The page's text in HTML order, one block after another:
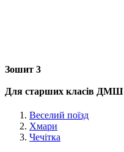
Зошит 3
Для старших класів ДМШ
Веселий поїзд
Хмари
Чечітка